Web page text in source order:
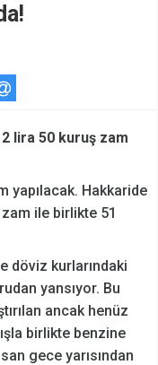
lira 50 kuruş zam
yapılacak. Hakkaride
ile birlikte 51
döviz kurlarındaki
yansıyor. Bu
ancak henüz
birlikte benzine
gece yarısından